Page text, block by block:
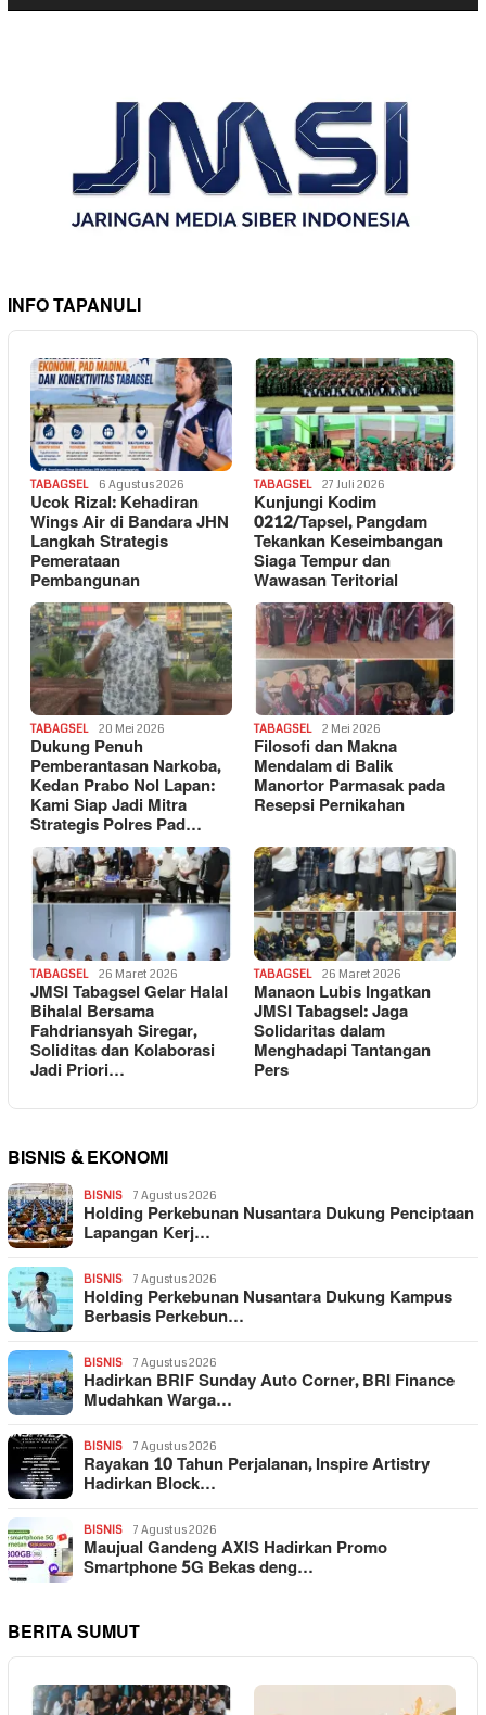
INFO TAPANULI
TABAGSEL 6 Agustus 2026
Ucok Rizal: Kehadiran
Wings Air di Bandara JHN
Langkah Strategis
Pemerataan
Pembangunan
TABAGSEL 27 Juli 2026
Kunjungi Kodim
0212/Tapsel, Pangdam
Tekankan Keseimbangan
Siaga Tempur dan
Wawasan Teritorial
TABAGSEL 20 Mei 2026
Dukung Penuh
Pemberantasan Narkoba,
Kedan Prabo Nol Lapan:
Kami Siap Jadi Mitra
Strategis Polres Pad…
TABAGSEL 2 Mei 2026
Filosofi dan Makna
Mendalam di Balik
Manortor Parmasak pada
Resepsi Pernikahan
TABAGSEL 26 Maret 2026
JMSI Tabagsel Gelar Halal
Bihalal Bersama
Fahdriansyah Siregar,
Soliditas dan Kolaborasi
Jadi Priori…
TABAGSEL 26 Maret 2026
Manaon Lubis Ingatkan
JMSI Tabagsel: Jaga
Solidaritas dalam
Menghadapi Tantangan
Pers
BISNIS & EKONOMI
BISNIS 7 Agustus 2026
Holding Perkebunan Nusantara Dukung Penciptaan
Lapangan Kerj…
BISNIS 7 Agustus 2026
Holding Perkebunan Nusantara Dukung Kampus
Berbasis Perkebun…
BISNIS 7 Agustus 2026
Hadirkan BRIF Sunday Auto Corner, BRI Finance
Mudahkan Warga…
BISNIS 7 Agustus 2026
Rayakan 10 Tahun Perjalanan, Inspire Artistry
Hadirkan Block…
BISNIS 7 Agustus 2026
Maujual Gandeng AXIS Hadirkan Promo
Smartphone 5G Bekas deng…
BERITA SUMUT